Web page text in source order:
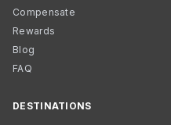
Compensate
Rewards
Blog
FAQ
DESTINATIONS